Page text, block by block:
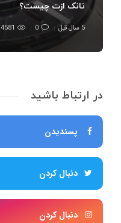
تانک ازت چیست؟
5 سال قبل 0
4581
در ارتباط باشید
پسندیدن
دنبال کردن
دنبال کردن